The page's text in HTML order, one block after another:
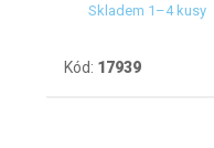
Skladem 1–4 kusy
Kód: 17939